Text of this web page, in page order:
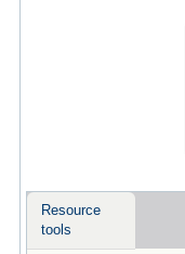
Resource
tools